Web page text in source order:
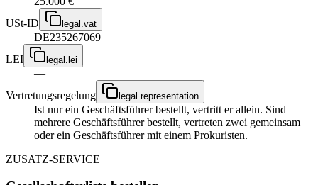
USt-ID
legal.vat
DE235267069
LEI
legal.lei
—
Vertretungsregelung
legal.representation
Ist nur ein Geschäftsführer bestellt, vertritt er allein. Sind
mehrere Geschäftsführer bestellt, vertreten zwei gemeinsam
oder ein Geschäftsführer mit einem Prokuristen.
ZUSATZ-SERVICE